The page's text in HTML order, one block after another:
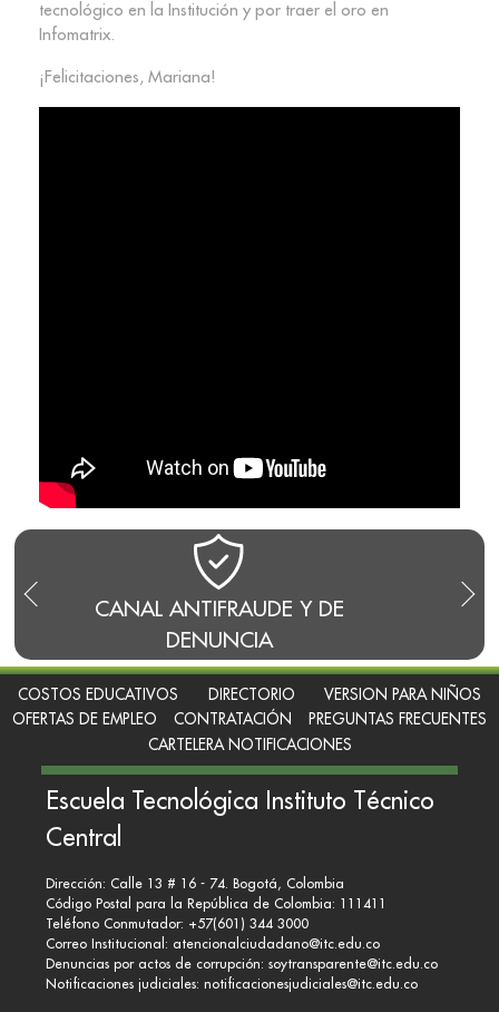
Y DE
BLOG DEL RECTOR
tecnológico en la Institución y por traer el oro en
Infomatrix.
¡Felicitaciones, Mariana!
COSTOS EDUCATIVOS DIRECTORIO
VERSION PARA NIÑOS
OFERTAS DE EMPLEO
CONTRATACIÓN
PREGUNTAS FRECUENTES
CARTELERA NOTIFICACIONES
Escuela Tecnológica Instituto Técnico
Central
Dirección: Calle 13 # 16 - 74. Bogotá, Colombia
Código Postal para la República de Colombia: 111411
Teléfono Conmutador: +57(601) 344 3000
Correo Institucional: atencionalciudadano@itc.edu.co
Denuncias por actos de corrupción: soytransparente@itc.edu.co
Notificaciones judiciales: notificacionesjudiciales@itc.edu.co